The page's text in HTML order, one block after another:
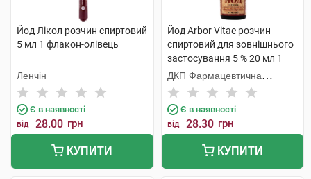
Йод Лікол розчин спиртовий
5 мл 1 флакон-олівець
Ленчін
Є в наявності
від 28.00 грн
КУПИТИ
Йод Arbor Vitae розчин
спиртовий для зовнішнього
застосування 5 % 20 мл 1
флакон
ДКП Фармацевтична
фабрика
Є в наявності
від 28.30 грн
КУПИТИ